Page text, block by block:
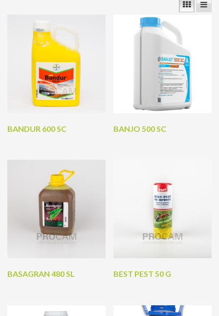
BANDUR 600 SC BANJO 500 SC
BASAGRAN 480 SL BEST PEST 50 G